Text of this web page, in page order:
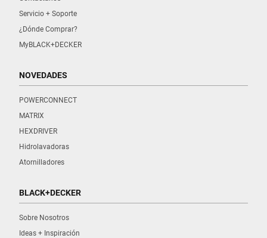
Servicio + Soporte
¿Dónde Comprar?
MyBLACK+DECKER
NOVEDADES
POWERCONNECT
MATRIX
HEXDRIVER
Hidrolavadoras
Atornilladores
BLACK+DECKER
Sobre Nosotros
Ideas + Inspiración